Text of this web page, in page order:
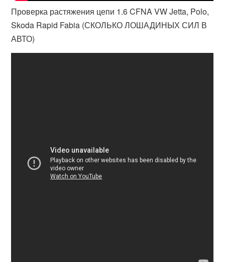
Проверка растяжения цепи 1.6 CFNA VW Jetta, Polo,
Skoda Rapid Fabia (СКОЛЬКО ЛОШАДИНЫХ СИЛ В
АВТО)